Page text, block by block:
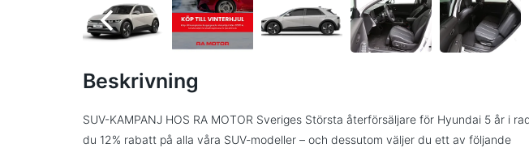
Beskrivning
SUV-KAMPANJ HOS RA MOTOR Sveriges Största återförsäljare för Hyundai 5 år i
du 12% rabatt på alla våra SUV-modeller – och dessutom väljer du ett av följande